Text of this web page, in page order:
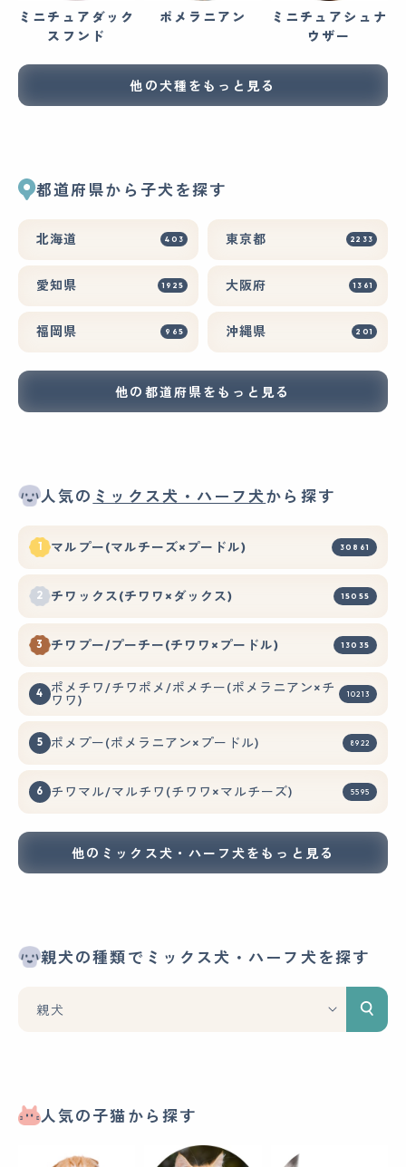
ミニチュアダック
スフンド
ポメラニアン
ミニチュアシュナ
ウザー
他の犬種をもっと見る
都道府県から子犬を探す
北海道 403 東京都 2233
愛知県 1925 大阪府 1361
福岡県 965 沖縄県 201
他の都道府県をもっと見る
人気の ミックス犬・ハーフ犬から探す
マルプー(マルチーズ×プードル) 30861
チワックス(チワワ×ダックス) 15055
チワプー/プーチー(チワワ×プードル) 13035
ポメチワ/チワポメ/ポメチー(ポメラニアン×チ
ワワ) 10213
ポメプー(ポメラニアン×プードル) 8922
チワマル/マルチワ(チワワ×マルチーズ) 5595
他のミックス犬・ハーフ犬をもっと見る
親犬の種類でミックス犬・ハーフ犬を探す
人気の子猫から探す